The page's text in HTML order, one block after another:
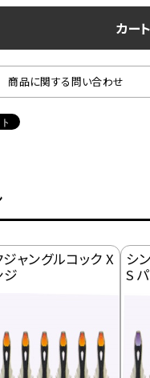
カー
商品に関する問い合わせ
ジャングルコック X
ジ
シ
S